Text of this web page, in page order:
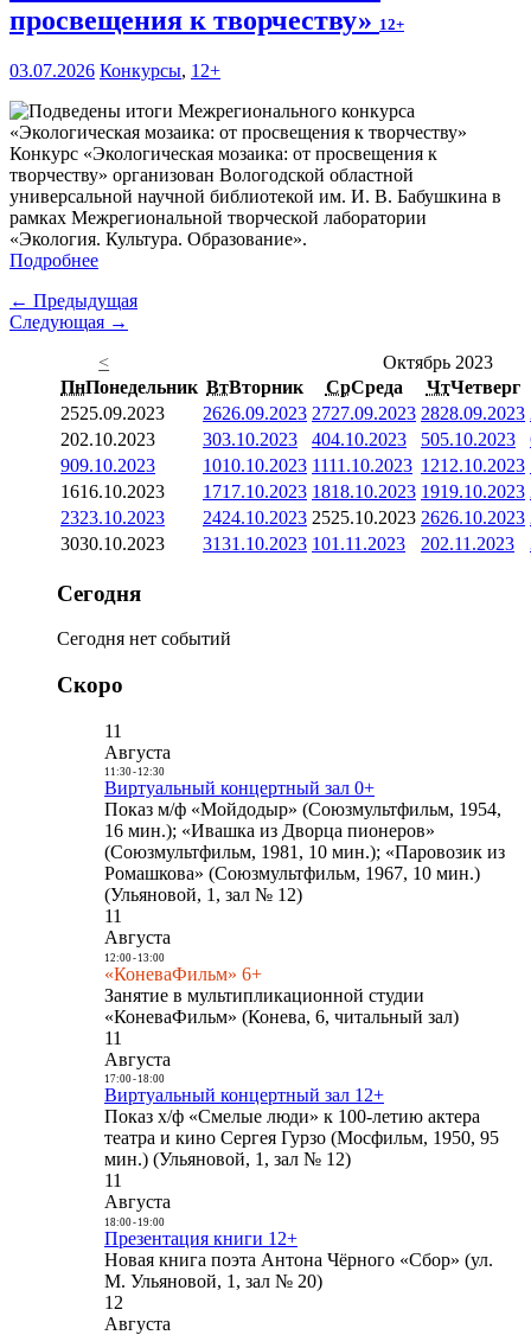
просвещения к творчеству» 12+
03.07.2026 Конкурсы, 12+
Конкурс «Экологическая мозаика: от просвещения к
творчеству» организован Вологодской областной
универсальной научной библиотекой им. И. В. Бабушкина в
рамках Межрегиональной творческой лаборатории
«Экология. Культура. Образование».
Подробнее
← Предыдущая
Следующая →
<
Октябрь 2023
ПнПонедельник ВтВторник СрСреда ЧтЧетверг
2525.09.2023 2626.09.2023 2727.09.2023 2828.09.2023
202.10.2023 303.10.2023 404.10.2023 505.10.2023
909.10.2023 1010.10.2023 1111.10.2023 1212.10.2023
1616.10.2023 1717.10.2023 1818.10.2023 1919.10.2023
2323.10.2023 2424.10.2023 2525.10.2023 2626.10.2023
3030.10.2023 3131.10.2023 101.11.2023 202.11.2023
Сегодня
Сегодня нет событий
Скоро
11
Августа
11:30- 12:30
Виртуальный концертный зал 0+
Показ м/ф «Мойдодыр» (Союзмультфильм, 1954,
16 мин.); «Ивашка из Дворца пионеров»
(Союзмультфильм, 1981, 10 мин.); «Паровозик из
Ромашкова» (Союзмультфильм, 1967, 10 мин.)
(Ульяновой, 1, зал № 12)
11
Августа
12:00- 13:00
«КоневаФильм» 6+
Занятие в мультипликационной студии
«КоневаФильм» (Конева, 6, читальный зал)
11
Августа
17:00- 18:00
Виртуальный концертный зал 12+
Показ х/ф «Смелые люди» к 100-летию актера
театра и кино Сергея Гурзо (Мосфильм, 1950, 95
мин.) (Ульяновой, 1, зал № 12)
11
Августа
18:00- 19:00
Презентация книги 12+
Новая книга поэта Антона Чёрного «Сбор» (ул.
М. Ульяновой, 1, зал № 20)
12
Августа